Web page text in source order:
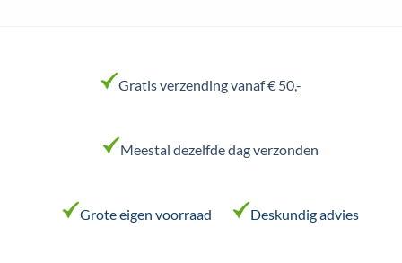
variaties.
Deze
gekozen
de
productpagina
gekozen
de
productpagina
Gratis verzending vanaf € 50,-
Meestal dezelfde dag verzonden
Grote eigen voorraad Deskundig advies